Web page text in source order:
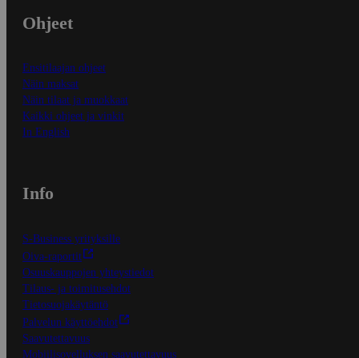
Ohjeet
Ensitilaajan ohjeet
Näin maksat
Näin tilaat ja muokkaat
Kaikki ohjeet ja vinkit
In English
Info
S-Business yrityksille
Oiva-raportit
Osuuskauppojen yhteystiedot
Tilaus- ja toimitusehdot
Tietosuojakäytäntö
Palvelun käyttöehdot
Saavutettavuus
Mobiilisovelluksen saavutettavuus